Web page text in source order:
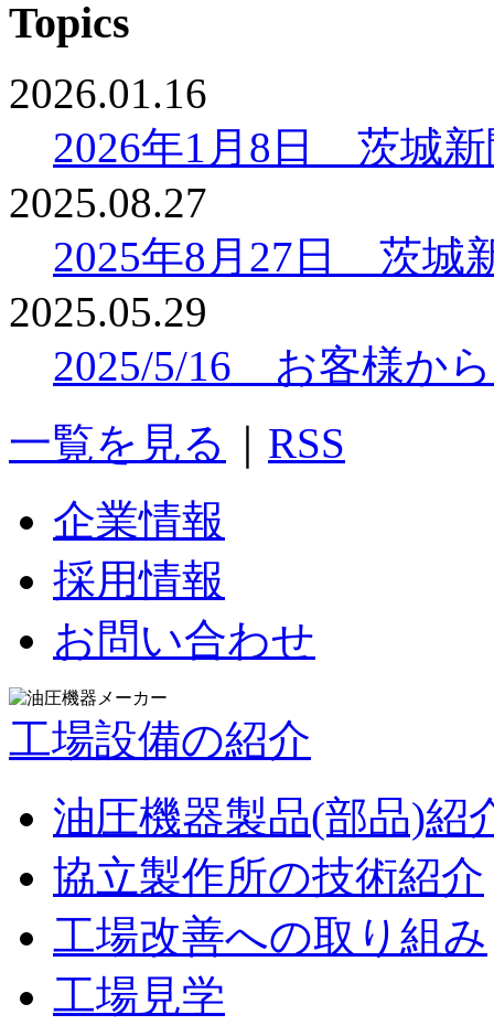
2026.01.16
2026年1月8日 茨城
2025.08.27
2025年8月27日 茨城
2025.05.29
2025/5/16 お客様か
一覧を見る
RSS
企業情報
採用情報
お問い合わせ
工場設備の紹介
油圧機器製品(部品)紹
協立製作所の技術紹介
工場改善への取り組み
工場見学